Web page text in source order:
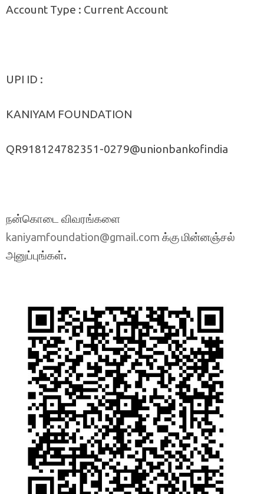
Account Type : Current Account
UPI ID :
KANIYAM FOUNDATION
QR918124782351-0279@unionbankofindia
நன்கொடை விவரங்களை
kaniyamfoundation@gmail.com க்கு மின்னஞ்சல்
அனுப்புங்கள்.